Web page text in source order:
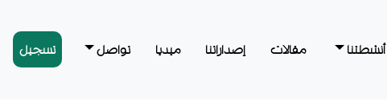
أنشطتنا مقالات إصداراتنا ميديا تواصل تسجيل